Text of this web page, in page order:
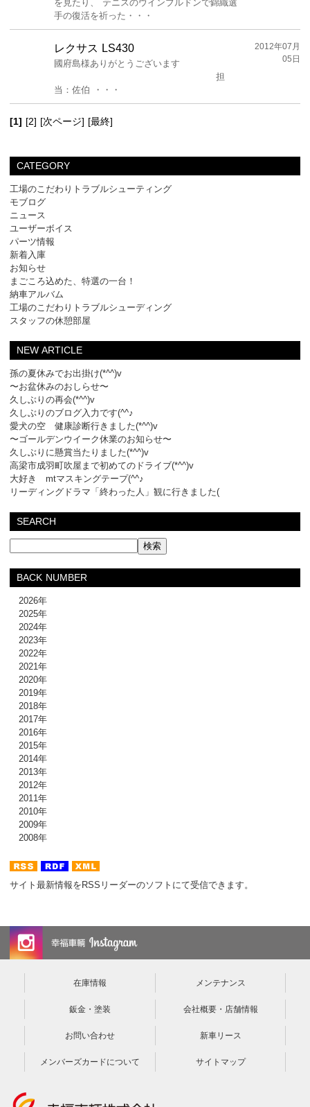
を見たり、 テニスのウインブルドンで錦織選
手の復活を祈った・・・
レクサス LS430
國府島様ありがとうございます
担
当：佐伯 ・・・
2012年07月
05日
[1] [2] [次ページ] [最終]
CATEGORY
工場のこだわりトラブルシューティング
モブログ
ニュース
ユーザーボイス
パーツ情報
新着入庫
お知らせ
まごころ込めた、特選の一台！
納車アルバム
工場のこだわりトラブルシューディング
スタッフの休憩部屋
NEW ARTICLE
孫の夏休みでお出掛け(*^^)v
〜お盆休みのおしらせ〜
久しぶりの再会(*^^)v
久しぶりのブログ入力です(^^♪
愛犬の空 健康診断行きました(*^^)v
〜ゴールデンウイーク休業のお知らせ〜
久しぶりに懸賞当たりました(*^^)v
高梁市成羽町吹屋まで初めてのドライブ(*^^)v
大好き mtマスキングテープ(^^♪
リーディングドラマ「終わった人」観に行きました(
SEARCH
BACK NUMBER
2026年
2025年
2024年
2023年
2022年
2021年
2020年
2019年
2018年
2017年
2016年
2015年
2014年
2013年
2012年
2011年
2010年
2009年
2008年
サイト最新情報をRSSリーダーのソフトにて受信できます。
在庫情報 メンテナンス
鈑金・塗装 会社概要・店舗情報
お問い合わせ 新車リース
メンバーズカードについて サイトマップ